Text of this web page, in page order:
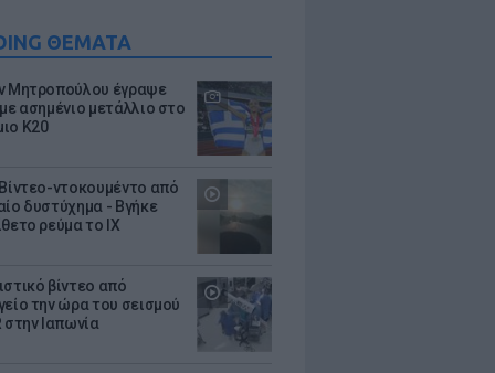
ΘΕΜΑΤΑ
Μητροπούλου έγραψε
ασημένιο μετάλλιο στο
Κ20
ντοκουμέντο από
δυστύχημα - Βγήκε
ρεύμα το ΙΧ
βίντεο από
την ώρα του σεισμού
στην Ιαπωνία